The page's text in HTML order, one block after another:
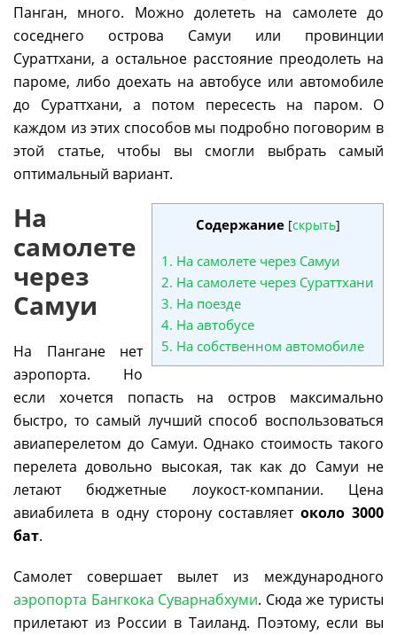
Панган, много. Можно долететь на самолете до
соседнего острова Самуи или провинции
Сураттхани, а остальное расстояние преодолеть на
пароме, либо доехать на автобусе или автомобиле
до Сураттхани, а потом пересесть на паром. О
каждом из этих способов мы подробно поговорим в
этой статье, чтобы вы смогли выбрать самый
оптимальный вариант.
Содержание [скрыть]
1. На самолете через Самуи
2. На самолете через Сураттхани
3. На поезде
4. На автобусе
5. На собственном автомобиле
На
самолете
через
Самуи
На Пангане нет
аэропорта. Но
если хочется попасть на остров максимально
быстро, то самый лучший способ воспользоваться
авиаперелетом до Самуи. Однако стоимость такого
перелета довольно высокая, так как до Самуи не
летают бюджетные лоукост-компании. Цена
авиабилета в одну сторону составляетоколо 3000
бат.
Самолет совершает вылет из международного
аэропорта Бангкока Суварнабхуми. Сюда же туристы
прилетают из России в Таиланд. Поэтому, если вы